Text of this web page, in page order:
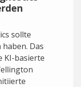
sollte
Das
KI-basierte